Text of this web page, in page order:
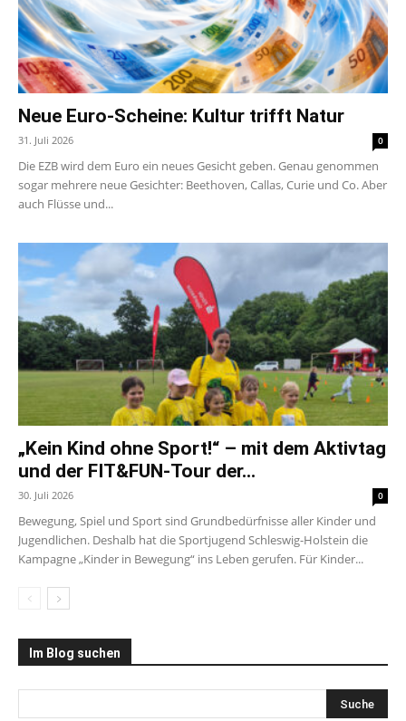
Neue Euro-Scheine: Kultur trifft Natur
31. Juli 2026 0
Die EZB wird dem Euro ein neues Gesicht geben. Genau genommen
sogar mehrere neue Gesichter: Beethoven, Callas, Curie und Co. Aber
auch Flüsse und...
„Kein Kind ohne Sport!“ – mit dem Aktivtag
und der FIT&FUN-Tour der...
30. Juli 2026 0
Bewegung, Spiel und Sport sind Grundbedürfnisse aller Kinder und
Jugendlichen. Deshalb hat die Sportjugend Schleswig-Holstein die
Kampagne „Kinder in Bewegung“ ins Leben gerufen. Für Kinder...
Im Blog suchen